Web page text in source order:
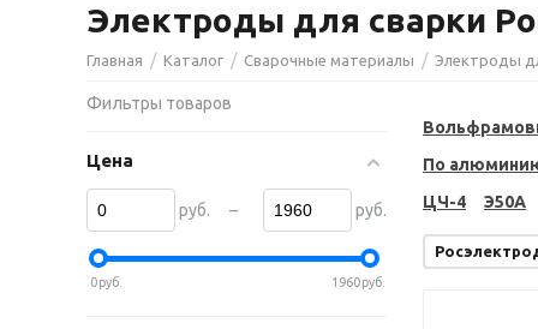
Электроды для сварки
Главная / Каталог / Сварочные материалы / Электроды
По
ЦЧ-4
Э50А
Фильтры товаров
Цена
руб. – руб.
0руб. 1960руб.